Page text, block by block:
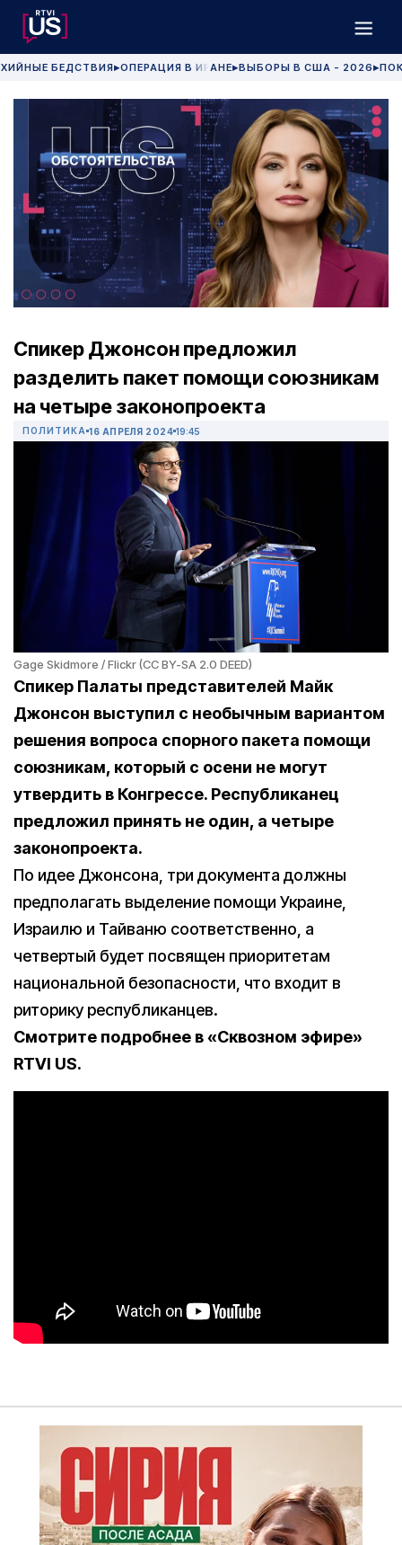
БЕДСТВИЯ▶ОПЕРАЦИЯ В ИРАНЕ▶ВЫБОРЫ В США - 2026 ▶
Спикер Джонсон предложил
разделить пакет помощи союзникам
на четыре законопроекта
ПОЛИТИКА 16 АПРЕЛЯ 2024 19:45
Gage Skidmore / Flickr (CC BY-SA 2.0 DEED)
Спикер Палаты представителей Майк
Джонсон выступил с необычным вариантом
решения вопроса спорного пакета помощи
союзникам, который с осени не могут
утвердить в Конгрессе. Республиканец
предложил принять не один, а четыре
законопроекта.
По идее Джонсона, три документа должны
предполагать выделение помощи Украине,
Израилю и Тайваню соответственно, а
четвертый будет посвящен приоритетам
национальной безопасности, что входит в
риторику республиканцев.
Смотрите подробнее в «Сквозном эфире»
RTVI US.